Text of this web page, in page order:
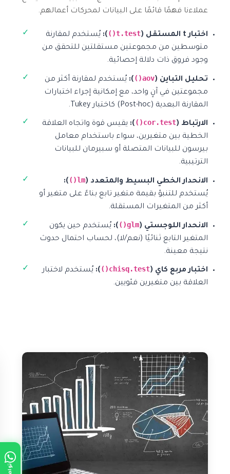
عملاءنا فهمًا قائمًا على البيانات لمحركات أعمالهم.
اختبار t المستقل ( t.test()
): يُستخدم لمقارنة
متوسطين من مجموعتين مستقلتين للتحقق من
وجود فروق ذات دلالة إحصائية.
تحليل التباين (aov()
): يُستخدم لمقارنة أكثر من
مجموعتين في آنٍ واحد، مع إمكانية إجراء اختبارات
المقارنة البعدية (Post-hoc) كاختبار Tukey.
الارتباط (cor.test()
): يقيس قوة واتجاه العلاقة
الخطية بين متغيرين، سواء باستخدام معامل
بيرسون للبيانات المتصلة أو سبيرمان للبيانات
الترتيبية.
الانحدار الخطي البسيط والمتعدد (lm()
):
يُستخدم للتنبؤ بقيمة متغير تابع بناءً على متغير أو
أكثر من المتغيرات المستقلة.
الانحدار اللوجستي (glm()
): يُستخدم حين يكون
المتغير التابع ثنائيًا (نعم/لا)، لحساب احتمال حدوث
نتيجة معينة.
اختبار مربع كاي (chisq.test()
): يُستخدم لاختبار
العلاقة بين متغيرين فئويين.